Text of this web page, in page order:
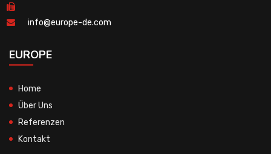
info@europe-de.com
EUROPE
Home
Über Uns
Referenzen
Kontakt